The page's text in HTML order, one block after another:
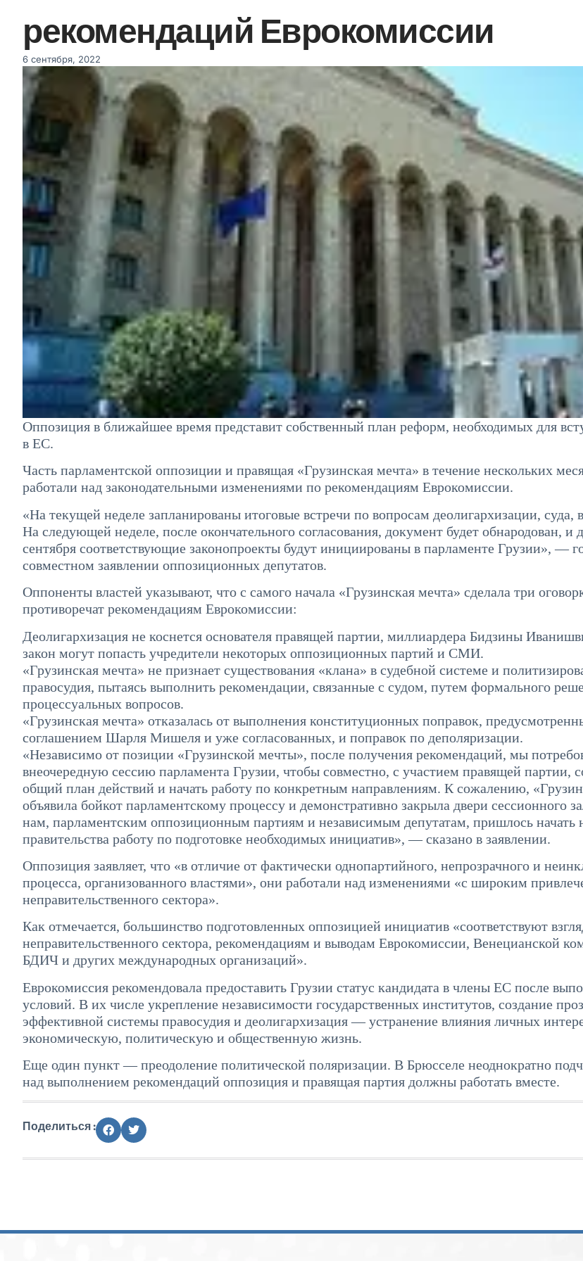
рекомендаций Еврокомиссии
6 сентября, 2022
Оппозиция в ближайшее время представит собственный план реформ, необходимых для
в ЕС.
Часть парламентской оппозиции и правящая «Грузинская мечта» в течение нескольких
работали над законодательными изменениями по рекомендациям Еврокомиссии.
«На текущей неделе запланированы итоговые встречи по вопросам деолигархизации,
На следующей неделе, после окончательного согласования, документ будет обнародован, и
сентября соответствующие законопроекты будут инициированы в парламенте Грузии», —
совместном заявлении оппозиционных депутатов.
Оппоненты властей указывают, что с самого начала «Грузинская мечта» сделала три
противоречат рекомендациям Еврокомиссии:
Деолигархизация не коснется основателя правящей партии, миллиардера Бидзины
закон могут попасть учредители некоторых оппозиционных партий и СМИ.
«Грузинская мечта» не признает существования «клана» в судебной системе и
правосудия, пытаясь выполнить рекомендации, связанные с судом, путем формального
процессуальных вопросов.
«Грузинская мечта» отказалась от выполнения конституционных поправок,
соглашением Шарля Мишеля и уже согласованных, и поправок по деполяризации.
«Независимо от позиции «Грузинской мечты», после получения рекомендаций, мы
внеочередную сессию парламента Грузии, чтобы совместно, с участием правящей партии,
общий план действий и начать работу по конкретным направлениям. К сожалению,
объявила бойкот парламентскому процессу и демонстративно закрыла двери сессионного
нам, парламентским оппозиционным партиям и независимым депутатам, пришлось начать
правительства работу по подготовке необходимых инициатив», — сказано в заявлении.
Оппозиция заявляет, что «в отличие от фактически однопартийного, непрозрачного и
процесса, организованного властями», они работали над изменениями «с широким
неправительственного сектора».
Как отмечается, большинство подготовленных оппозицией инициатив «соответствуют
неправительственного сектора, рекомендациям и выводам Еврокомиссии, Венецианской
БДИЧ и других международных организаций».
Еврокомиссия рекомендовала предоставить Грузии статус кандидата в члены ЕС после
условий. В их числе укрепление независимости государственных институтов, создание
эффективной системы правосудия и деолигархизация — устранение влияния личных
экономическую, политическую и общественную жизнь.
Еще один пункт — преодоление политической поляризации. В Брюсселе неоднократно
над выполнением рекомендаций оппозиция и правящая партия должны работать вместе.
Поделиться :